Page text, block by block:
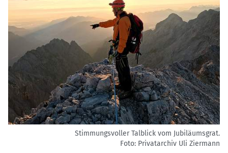
Stimmungsvoller Talblick vom Jubiläumsgrat.
Foto: Privatarchiv Uli Ziermann